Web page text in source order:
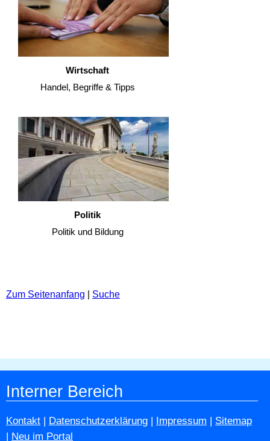
Wirtschaft
Handel, Begriffe & Tipps
Politik
Politik und Bildung
Zum Seitenanfang Suche
Interner Bereich
Kontakt | Datenschutzerklärung | Impressum | Sitemap
| Neu im Portal